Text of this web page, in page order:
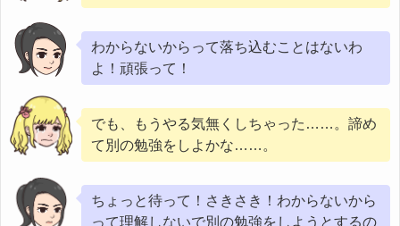
わからないからって落ち込むことはないわ
よ！頑張って！
でも、もうやる気無くしちゃった……。諦め
て別の勉強をしよかな……。
ちょっと待って！さきさき！わからないから
って理解しないで別の勉強をしようとするの